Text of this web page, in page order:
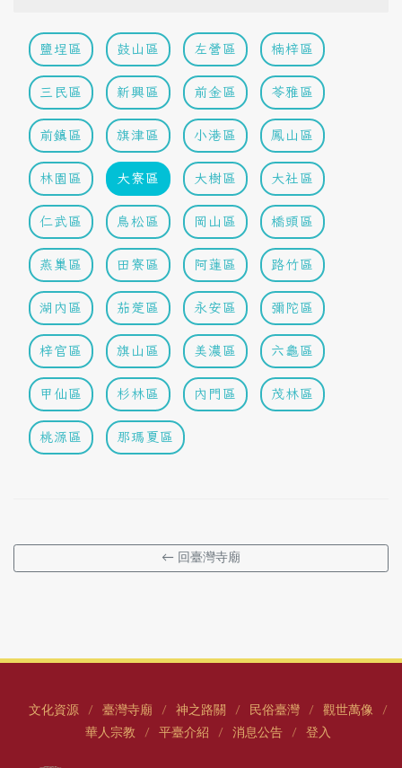
鹽埕區 鼓山區 左營區 楠梓區
三民區 新興區 前金區 苓雅區
前鎮區 旗津區 小港區 鳳山區
林園區 大寮區 大樹區 大社區
仁武區 鳥松區 岡山區 橋頭區
燕巢區 田寮區 阿蓮區 路竹區
湖內區 茄萣區 永安區 彌陀區
梓官區 旗山區 美濃區 六龜區
甲仙區 杉林區 內門區 茂林區
桃源區 那瑪夏區
← 回臺灣寺廟
文化資源 / 臺灣寺廟 / 神之路關 / 民俗臺灣 / 觀世萬像 /
華人宗教 / 平臺介紹 / 消息公告 / 登入